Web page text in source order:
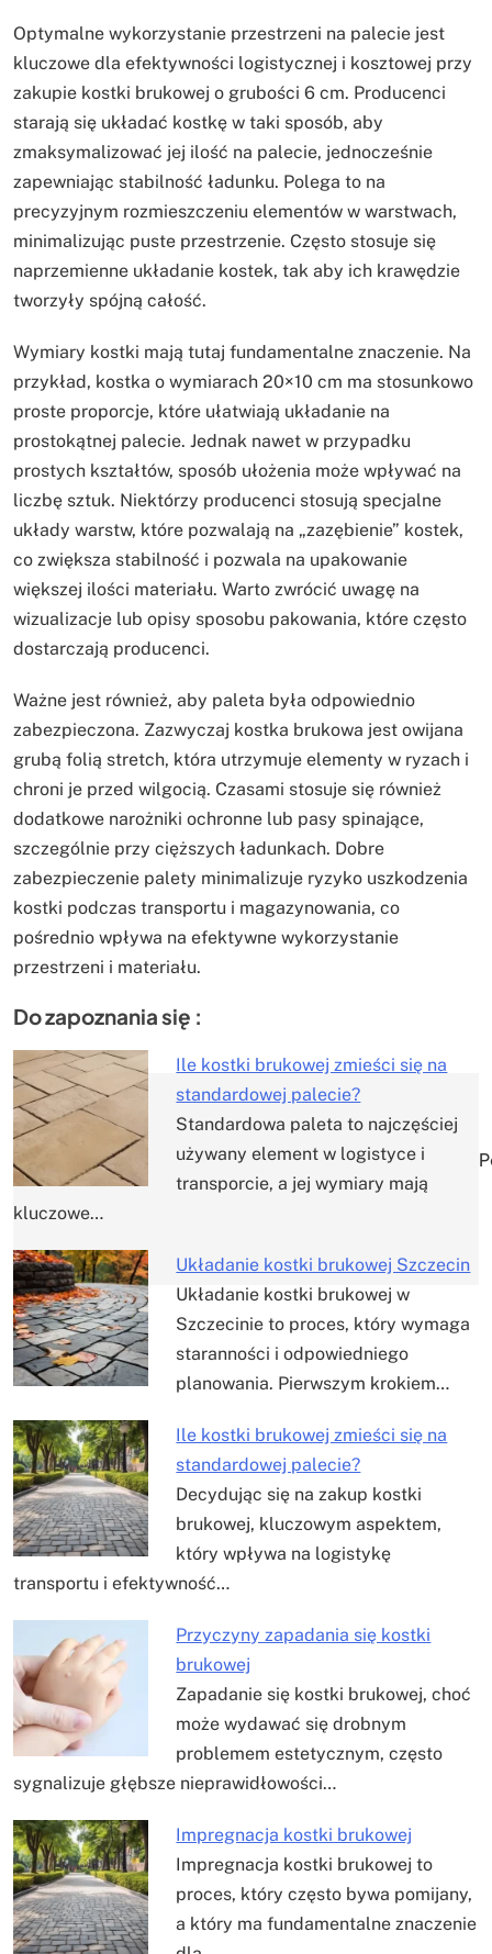
Optymalne wykorzystanie przestrzeni na palecie jest
kluczowe dla efektywności logistycznej i kosztowej przy
zakupie kostki brukowej o grubości 6 cm. Producenci
starają się układać kostkę w taki sposób, aby
zmaksymalizować jej ilość na palecie, jednocześnie
zapewniając stabilność ładunku. Polega to na
precyzyjnym rozmieszczeniu elementów w warstwach,
minimalizując puste przestrzenie. Często stosuje się
naprzemienne układanie kostek, tak aby ich krawędzie
tworzyły spójną całość.
Wymiary kostki mają tutaj fundamentalne znaczenie. Na
przykład, kostka o wymiarach 20×10 cm ma stosunkowo
proste proporcje, które ułatwiają układanie na
prostokątnej palecie. Jednak nawet w przypadku
prostych kształtów, sposób ułożenia może wpływać na
liczbę sztuk. Niektórzy producenci stosują specjalne
układy warstw, które pozwalają na „zazębienie” kostek,
co zwiększa stabilność i pozwala na upakowanie
większej ilości materiału. Warto zwrócić uwagę na
wizualizacje lub opisy sposobu pakowania, które często
dostarczają producenci.
Ważne jest również, aby paleta była odpowiednio
zabezpieczona. Zazwyczaj kostka brukowa jest owijana
grubą folią stretch, która utrzymuje elementy w ryzach i
chroni je przed wilgocią. Czasami stosuje się również
dodatkowe narożniki ochronne lub pasy spinające,
szczególnie przy cięższych ładunkach. Dobre
zabezpieczenie palety minimalizuje ryzyko uszkodzenia
kostki podczas transportu i magazynowania, co
pośrednio wpływa na efektywne wykorzystanie
przestrzeni i materiału.
Do zapoznania się :
Ile kostki brukowej zmieści się na
standardowej palecie?
Standardowa paleta to najczęściej
używany element w logistyce i
transporcie, a jej wymiary mają
kluczowe…
Układanie kostki brukowej Szczecin
Układanie kostki brukowej w
Szczecinie to proces, który wymaga
staranności i odpowiedniego
planowania. Pierwszym krokiem…
Ile kostki brukowej zmieści się na
standardowej palecie?
Decydując się na zakup kostki
brukowej, kluczowym aspektem,
który wpływa na logistykę
transportu i efektywność…
Przyczyny zapadania się kostki
brukowej
Zapadanie się kostki brukowej, choć
może wydawać się drobnym
problemem estetycznym, często
sygnalizuje głębsze nieprawidłowości…
Impregnacja kostki brukowej
Impregnacja kostki brukowej to
proces, który często bywa pomijany,
a który ma fundamentalne znaczenie
Nawigacja
wpisu